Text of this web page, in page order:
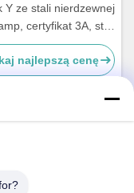
Y ze stali nierdzewnej
certyfikat 3A, stal
nierdzewna 304
najlepszą cenę